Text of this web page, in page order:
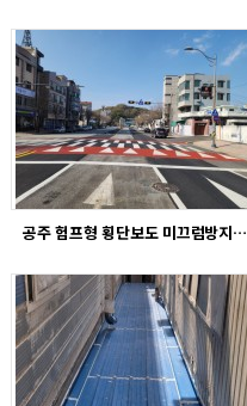
공주 험프형 횡단보도 미끄럼방지포장재